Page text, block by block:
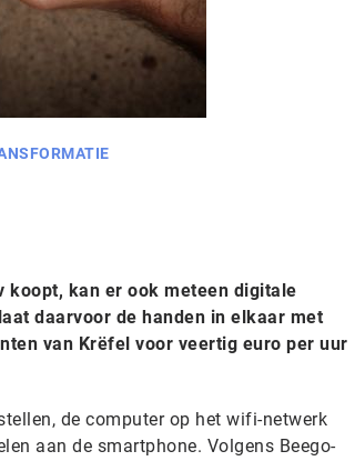
koopt, kan er ook meteen digitale
daarvoor de handen in elkaar met
van Krëfel voor veertig euro per uur
de computer op het wifi-netwerk
aan de smartphone. Volgens Beego-